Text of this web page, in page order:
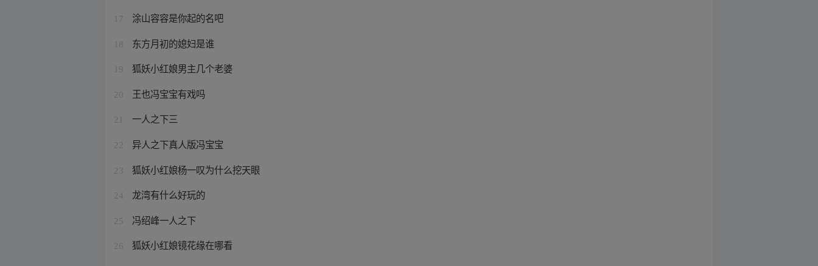
17 涂山容容是你起的名吧
18 东方月初的媳妇是谁
19 狐妖小红娘男主几个老婆
20 王也冯宝宝有戏吗
21 一人之下三
22 异人之下真人版冯宝宝
23 狐妖小红娘杨一叹为什么挖天眼
24 龙湾有什么好玩的
25 冯绍峰一人之下
26 狐妖小红娘镜花缘在哪看